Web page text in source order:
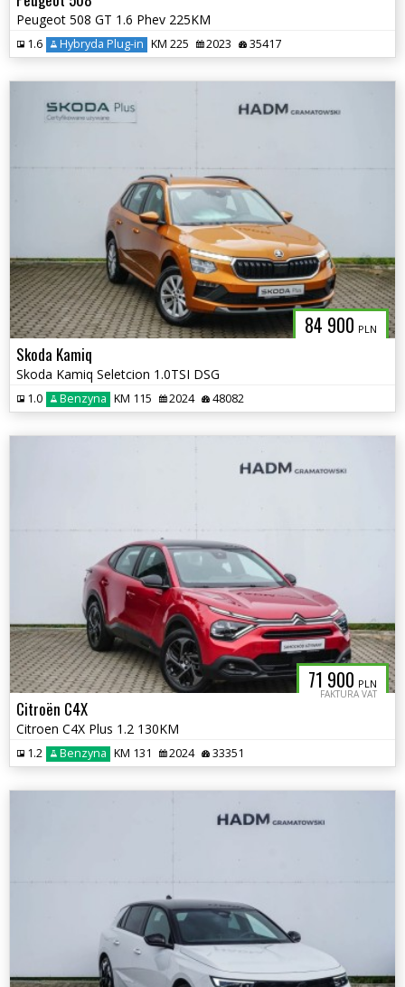
Peugeot 508 GT 1.6 Phev 225KM
1.6 Hybryda Plug-in KM 225 2023 35417
84 900 PLN
Skoda Kamiq
Skoda Kamiq Seletcion 1.0TSI DSG
1.0 Benzyna KM 115 2024 48082
71 900 PLN
FAKTURA VAT
Citroën C4X
Citroen C4X Plus 1.2 130KM
1.2 Benzyna KM 131 2024 33351